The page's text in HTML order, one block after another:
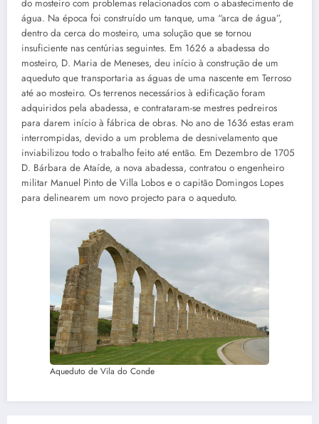
do mosteiro com problemas relacionados com o abastecimento de
água. Na época foi construído um tanque, uma “arca de água”,
dentro da cerca do mosteiro, uma solução que se tornou
insuficiente nas centúrias seguintes. Em 1626 a abadessa do
mosteiro, D. Maria de Meneses, deu início à construção de um
aqueduto que transportaria as águas de uma nascente em Terroso
até ao mosteiro. Os terrenos necessários à edificação foram
adquiridos pela abadessa, e contrataram-se mestres pedreiros
para darem início à fábrica de obras. No ano de 1636 estas eram
interrompidas, devido a um problema de desnivelamento que
inviabilizou todo o trabalho feito até então. Em Dezembro de 1705
D. Bárbara de Ataíde, a nova abadessa, contratou o engenheiro
militar Manuel Pinto de Villa Lobos e o capitão Domingos Lopes
para delinearem um novo projecto para o aqueduto.
Aqueduto de Vila do Conde